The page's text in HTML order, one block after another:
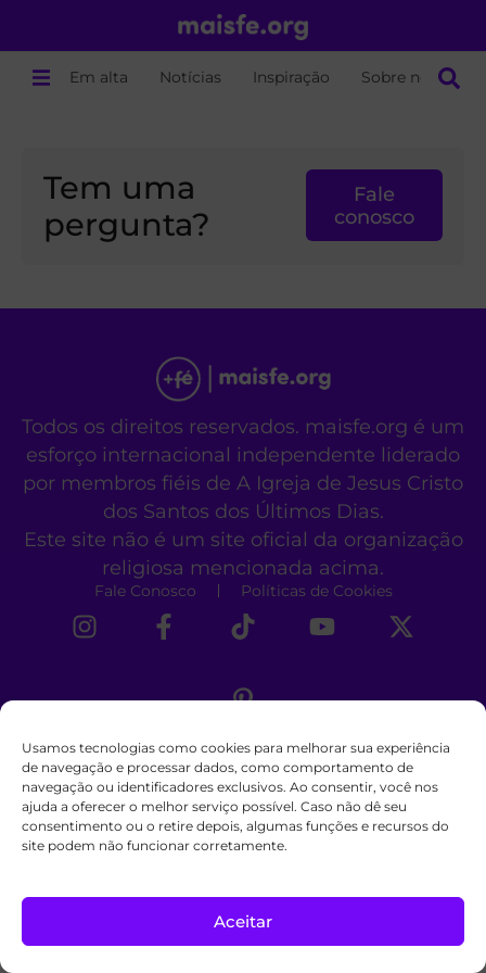
Usamos tecnologias como cookies para melhorar sua experiência
de navegação e processar dados, como comportamento de
navegação ou identificadores exclusivos. Ao consentir, você nos
ajuda a oferecer o melhor serviço possível. Caso não dê seu
consentimento ou o retire depois, algumas funções e recursos do
site podem não funcionar corretamente.
Aceitar
Em alta Notícias Inspiração Sobre nós
Tem uma
pergunta?
Fale
conosco
Todos os direitos reservados. maisfe.org é um
esforço internacional independente liderado
por membros fiéis de A Igreja de Jesus Cristo
dos Santos dos Últimos Dias.
Este site não é um site oficial da organização
religiosa mencionada acima.
Fale Conosco Políticas de Cookies